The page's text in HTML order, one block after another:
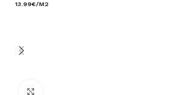
13.99€/M2